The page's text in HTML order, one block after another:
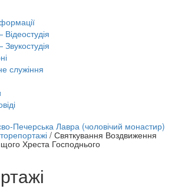
служіння
Печерська Лавра (чоловічий монастир)
/ Святкування Воздвиження
Хреста Господнього